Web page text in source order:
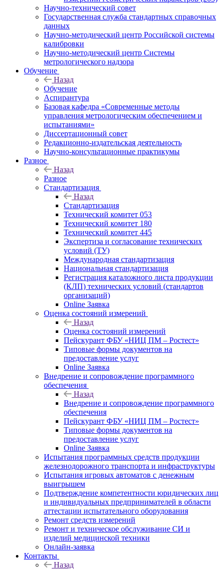
Научно-технический совет
Государственная служба стандартных справочных
данных
Научно-методический центр Российской системы
калибровки
Научно-методический центр Системы
метрологического надзора
Обучение
Назад
Обучение
Аспирантура
Базовая кафедра «Современные методы
управления метрологическим обеспечением и
испытаниями»
Диссертационный совет
Редакционно-издательская деятельность
Научно-консультационные практикумы
Разное
Назад
Разное
Стандартизация
Назад
Стандартизация
Технический комитет 053
Технический комитет 180
Технический комитет 445
Экспертиза и согласование технических
условий (ТУ)
Международная стандартизация
Национальная стандартизация
Регистрация каталожного листа продукции
(КЛП) технических условий (стандартов
организаций)
Online Заявка
Оценка состояний измерений
Назад
Оценка состояний измерений
Пейскурант ФБУ «НИЦ ПМ – Ростест»
Типовые формы документов на
предоставление услуг
Online Заявка
Внедрение и сопровождение программного
обеспечения
Назад
Внедрение и сопровождение программного
обеспечения
Пейскурант ФБУ «НИЦ ПМ – Ростест»
Типовые формы документов на
предоставление услуг
Online Заявка
Испытания программных средств продукции
железнодорожного транспорта и инфраструктуры
Испытания игровых автоматов с денежным
выигрышем
Подтверждение компетентности юридических лиц
и индивидуальных предпринимателей в области
аттестации испытательного оборудования
Ремонт средств измерений
Ремонт и техническое обслуживание СИ и
изделий медицинской техники
Онлайн-заявка
Контакты
Назад